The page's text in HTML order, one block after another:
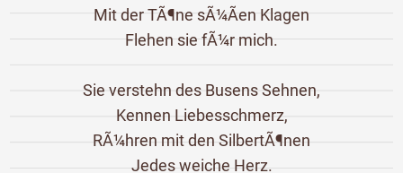
Mit der TÃ¶ne sÃ¼Ãen Klagen
Flehen sie fÃ¼r mich.
Sie verstehn des Busens Sehnen,
Kennen Liebesschmerz,
RÃ¼hren mit den SilbertÃ¶nen
Jedes weiche Herz.